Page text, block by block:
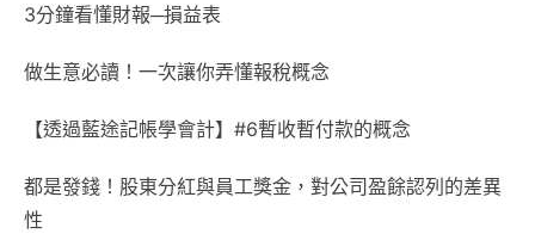
3分鐘看懂財報─損益表
做生意必讀！一次讓你弄懂報稅概念
【透過藍途記帳學會計】#6暫收暫付款的概念
都是發錢！股東分紅與員工獎金，對公司盈餘認列的差異
性